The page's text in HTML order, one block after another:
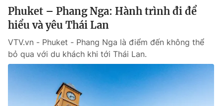
Góc doanh nghiệp
Truyền hình
Hậu trường
Giải trí
Điện ảnh
Phuket – Phang Nga: Hành trình đi để
hiểu và yêu Thái Lan
VTV.vn - Phuket - Phang Nga là điểm đến không thể
bỏ qua với du khách khi tới Thái Lan.